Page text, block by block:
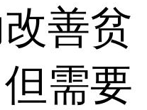
善贫
需要